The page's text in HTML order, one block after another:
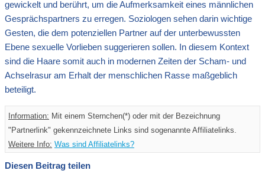
gewickelt und berührt, um die Aufmerksamkeit eines männlichen
Gesprächspartners zu erregen. Soziologen sehen darin wichtige
Gesten, die dem potenziellen Partner auf der unterbewussten
Ebene sexuelle Vorlieben suggerieren sollen. In diesem Kontext
sind die Haare somit auch in modernen Zeiten der Scham- und
Achselrasur am Erhalt der menschlichen Rasse maßgeblich
beteiligt.
Information: Mit einem Sternchen(*) oder mit der Bezeichnung
"Partnerlink" gekennzeichnete Links sind sogenannte Affiliatelinks.
Weitere Info: Was sind Affiliatelinks?
Diesen Beitrag teilen